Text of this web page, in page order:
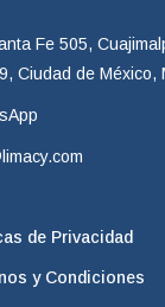
Fe 505,
Ciudad de México,
de Privacidad
y Condiciones